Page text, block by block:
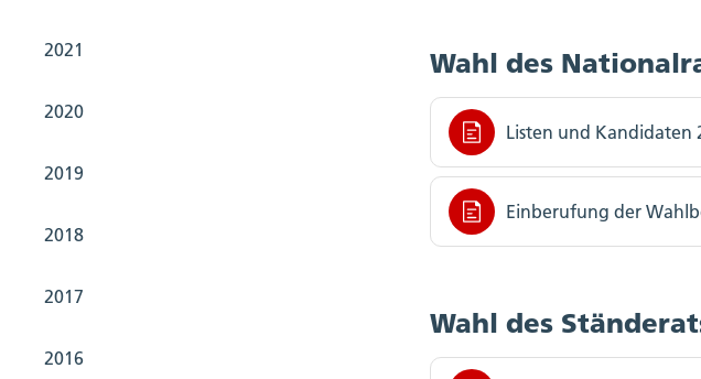
2021
2020
2019
2018
2017
2016
Wahl des
Listen und Kandidaten
Einberufung der
Wahl des